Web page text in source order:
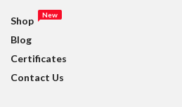
Shop New
Blog
Certificates
Contact Us